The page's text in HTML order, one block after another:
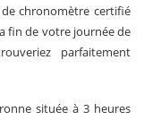
chronomètre certifié
fin de votre journée de
parfaitement
située à 3 heures